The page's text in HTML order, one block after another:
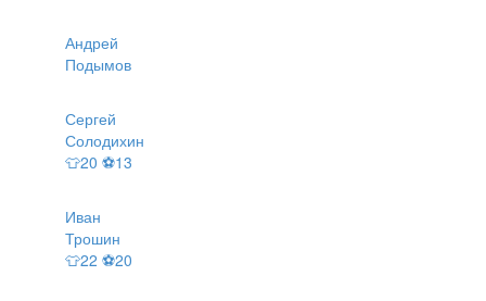
Андрей
Подымов
Сергей
Солодихин
👕20 ⚽13
Иван
Трошин
👕22 ⚽20